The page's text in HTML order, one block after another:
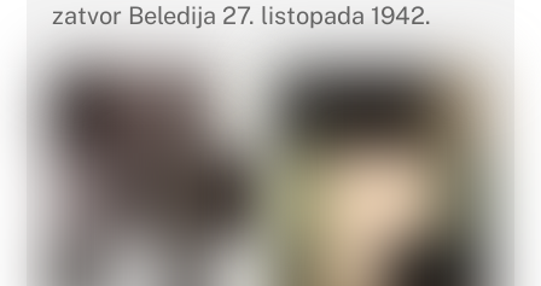
zatvor Beledija 27. listopada 1942.